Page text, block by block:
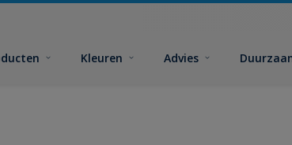
Kleuren Advies